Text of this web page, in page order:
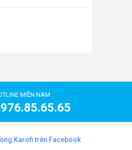
MIỀN NAM
Karofi trên Facebook